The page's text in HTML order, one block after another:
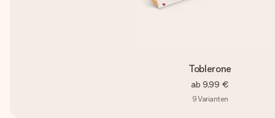
Toblerone
ab 9,99 €
9Varianten